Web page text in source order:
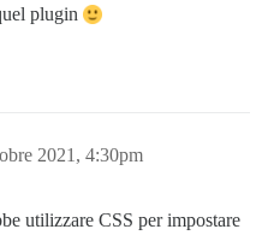
plugin
2021, 4:30pm
utilizzare CSS per impostare